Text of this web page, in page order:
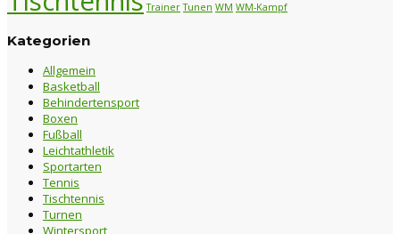
Trainer Tunen WM WM-Kampf
Kategorien
Allgemein
Basketball
Behindertensport
Boxen
Fußball
Leichtathletik
Sportarten
Tennis
Tischtennis
Turnen
Wintersport